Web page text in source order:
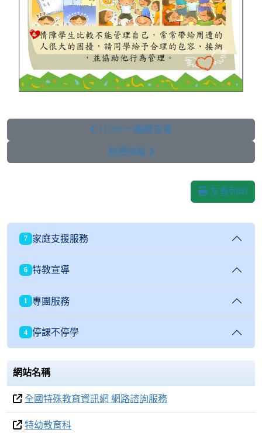
11/29(一)癲癇宣導
肢體障礙
友善列印
7 家庭支援服務
6 特教宣導
1 專團服務
4 停課不停學
網站名稱
全國特殊教育資訊網 網路諮詢服務
特幼教育科